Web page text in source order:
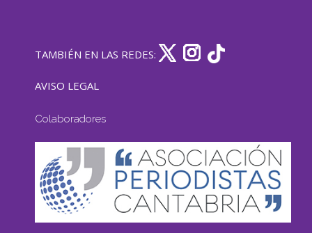
TAMBIÉN EN LAS REDES:
AVISO LEGAL
Colaboradores